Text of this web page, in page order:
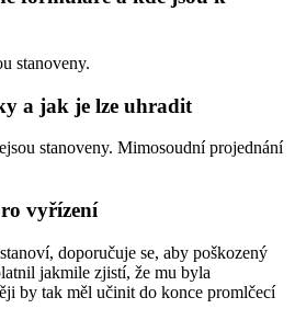
stanoveny.
a jak je lze uhradit
stanoveny. Mimosoudní projednání
vyřízení
doporučuje se, aby poškozený
jakmile zjistí, že mu byla
by tak měl učinit do konce promlčecí